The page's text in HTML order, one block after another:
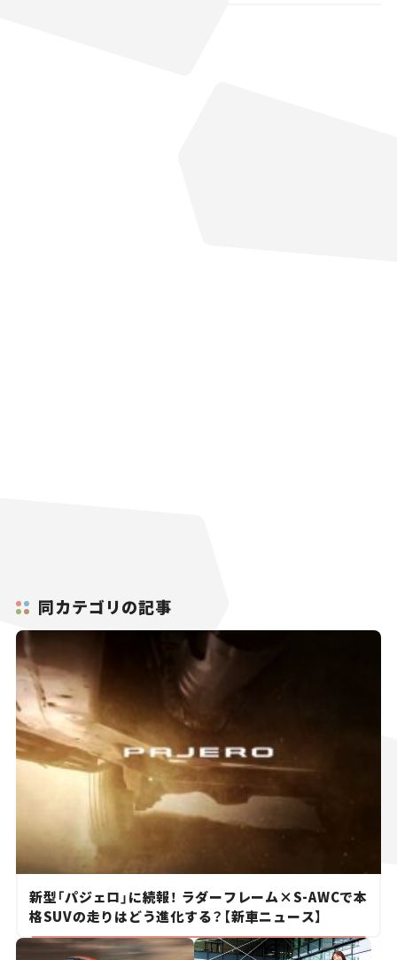
同カテゴリの記事
新型「パジェロ」に続報！ ラダーフレーム×S-AWCで本
格SUVの走りはどう進化する？【新車ニュース】